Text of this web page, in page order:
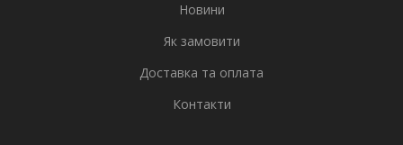
Новини
Як замовити
Доставка та оплата
Контакти